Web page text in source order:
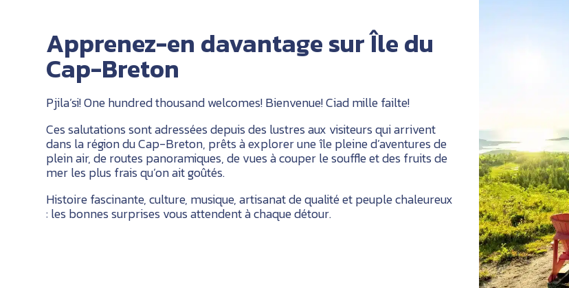
Apprenez-en davantage sur Île du
Cap-Breton
Pjila’si! One hundred thousand welcomes! Bienvenue! Ciad mille failte!
Ces salutations sont adressées depuis des lustres aux visiteurs qui arrivent
dans la région du Cap-Breton, prêts à explorer une île pleine d’aventures de
plein air, de routes panoramiques, de vues à couper le souffle et des fruits de
mer les plus frais qu’on ait goûtés.
Histoire fascinante, culture, musique, artisanat de qualité et peuple chaleureux
: les bonnes surprises vous attendent à chaque détour.